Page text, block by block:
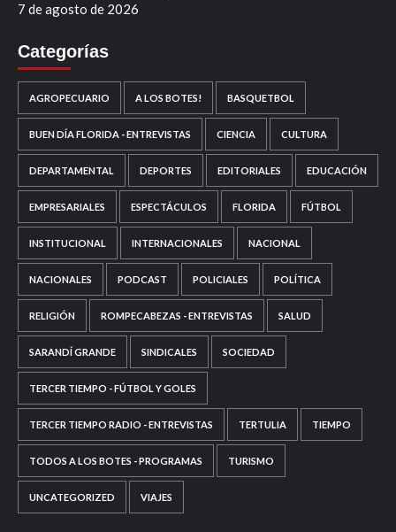
7 de agosto de 2026
Categorías
AGROPECUARIO A LOS BOTES! BASQUETBOL
BUEN DÍA FLORIDA - ENTREVISTAS CIENCIA CULTURA
DEPARTAMENTAL DEPORTES EDITORIALES EDUCACIÓN
EMPRESARIALES ESPECTÁCULOS FLORIDA FÚTBOL
INSTITUCIONAL INTERNACIONALES NACIONAL
NACIONALES PODCAST POLICIALES POLÍTICA
RELIGIÓN ROMPECABEZAS - ENTREVISTAS SALUD
SARANDÍ GRANDE SINDICALES SOCIEDAD
TERCER TIEMPO - FÚTBOL Y GOLES
TERCER TIEMPO RADIO - ENTREVISTAS TERTULIA TIEMPO
TODOS A LOS BOTES - PROGRAMAS TURISMO
UNCATEGORIZED VIAJES